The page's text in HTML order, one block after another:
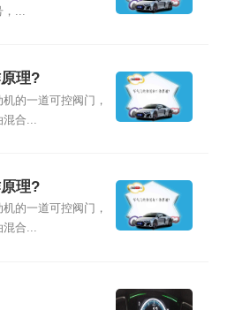
，...
理?
的一道可控阀门，
合...
理?
的一道可控阀门，
混合...